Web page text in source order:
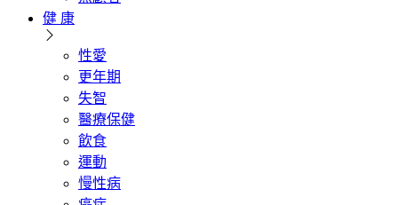
健 康
性愛
更年期
失智
醫療保健
飲食
運動
慢性病